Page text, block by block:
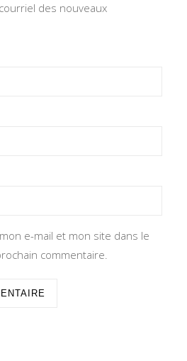
des nouveaux
e-mail et mon site dans le
commentaire.